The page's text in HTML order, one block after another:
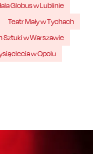
Globus w Lublinie
Teatr Mały w Tychach
Sztuki w Warszawie
w Opolu